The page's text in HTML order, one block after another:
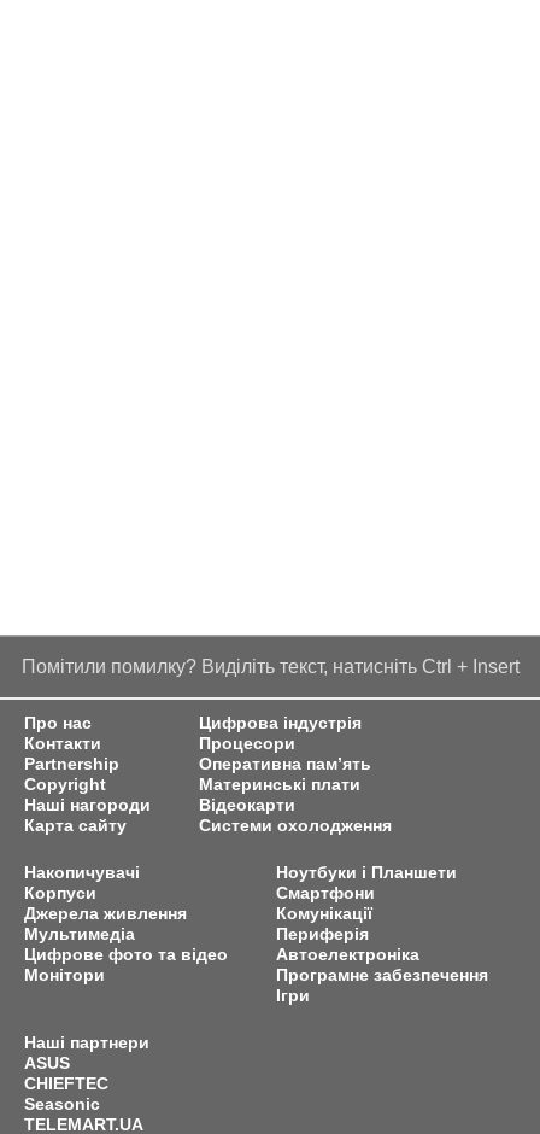
Помітили помилку? Виділіть текст, натисніть Ctrl + Insert
Про нас
Контакти
Partnership
Copyright
Наші нагороди
Карта сайту
Цифрова індустрія
Процесори
Оперативна пам’ять
Материнські плати
Відеокарти
Системи охолодження
Накопичувачі
Корпуси
Джерела живлення
Мультимедіа
Цифрове фото та відео
Монітори
Ноутбуки і Планшети
Смартфони
Комунікації
Периферія
Автоелектроніка
Програмне забезпечення
Ігри
Наші партнери
ASUS
CHIEFTEC
Seasonic
TELEMART.UA